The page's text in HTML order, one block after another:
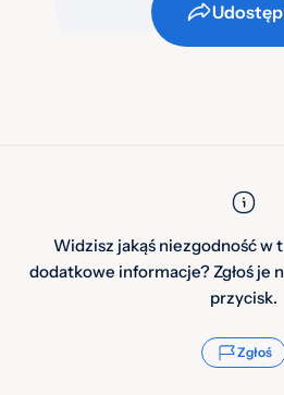
Widzisz jakąś niezgodność w
dodatkowe informacje? Zgłoś je
przycisk.
Zgłoś